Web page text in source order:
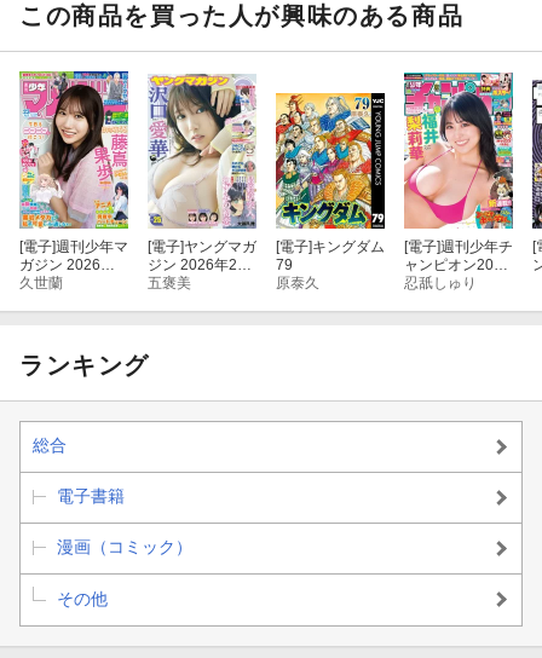
この商品を買った人が興味のある商品
[電子]週刊少年マ
ガジン 2026年2
5号[2026年5月2
久世蘭
[電子]ヤングマガ
ジン 2026年25
号 [2026年5月1
五褒美
[電子]キングダム
79
原泰久
[電子]週刊少年チ
ャンピオン2026
年25号
忍舐しゅり
[
ランキング
総合
電子書籍
漫画（コミック）
その他